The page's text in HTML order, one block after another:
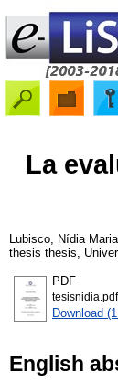
La
Lubisco, Nídia
thesis thesis,
PDF
tesisnidia.pdf
Download
English